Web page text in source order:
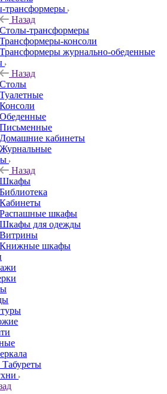
трансформеры
Назад
Столы-трансформеры
Трансформеры-консоли
Трансформеры журнально-обеденные
Назад
Столы
Туалетные
Консоли
Обеденные
Письменные
Домашние кабинеты
Журнальные
Назад
Шкафы
Библиотека
Кабинеты
Распашные шкафы
Шкафы для одежды
Витрины
Книжные шкафы
Табуреты